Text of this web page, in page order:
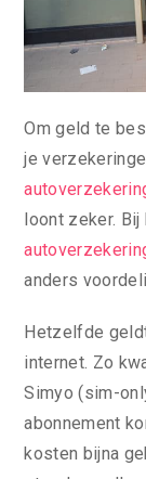
Om geld te
je
loont zeker.
anders
Hetzelfde
internet. Zo
Simyo (sim-
abonnement
kosten bijna